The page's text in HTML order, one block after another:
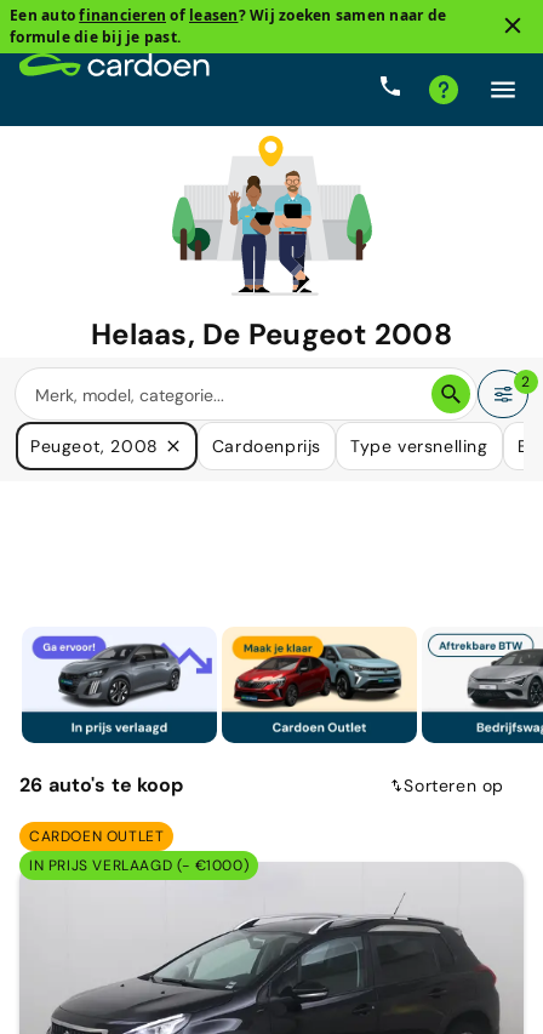
Een autofinancieren of leasen? Wij zoeken samen naar de
formule die bij je past.
Helaas, De Peugeot 2008
waar u naar zoekt is niet langer
beschikbaar.
We hebben veel auto's die in uw behoefte kunnen voorzien.
2
Peugeot, 2008 Cardoenprijs Type versnelling
26 auto's te koop Sorteren op
CARDOEN OUTLET
IN PRIJS VERLAAGD (- €1000)